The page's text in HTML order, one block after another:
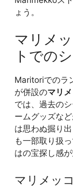
ょう。
マリメ
トでの
Maritoriでのラ
が併設のマリ
では、過去の
ームグッズな
は思わぬ掘り
も一部取り扱
はの宝探し感が
マリメッ